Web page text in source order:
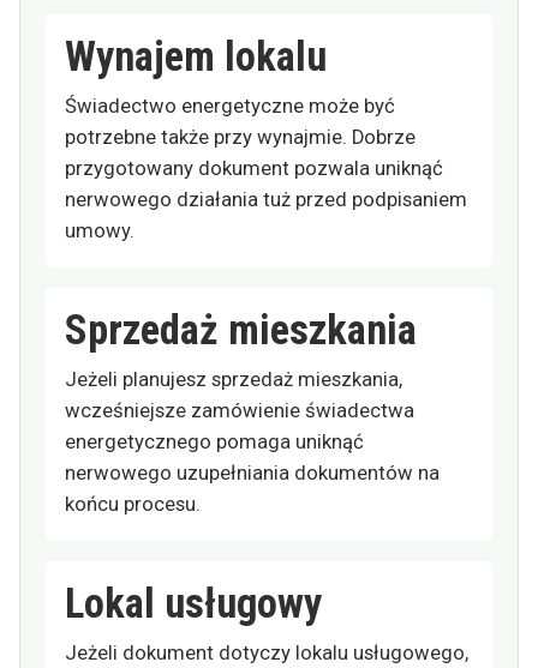
Wynajem lokalu
Świadectwo energetyczne może być
potrzebne także przy wynajmie. Dobrze
przygotowany dokument pozwala uniknąć
nerwowego działania tuż przed podpisaniem
umowy.
Sprzedaż mieszkania
Jeżeli planujesz sprzedaż mieszkania,
wcześniejsze zamówienie świadectwa
energetycznego pomaga uniknąć
nerwowego uzupełniania dokumentów na
końcu procesu.
Lokal usługowy
Jeżeli dokument dotyczy lokalu usługowego,